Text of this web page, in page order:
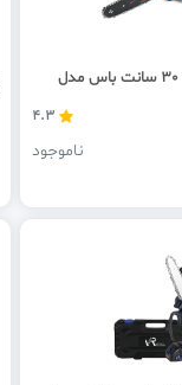
اره زنجیری شارژی 30 سانت باس مدل
4.3
ناموجود